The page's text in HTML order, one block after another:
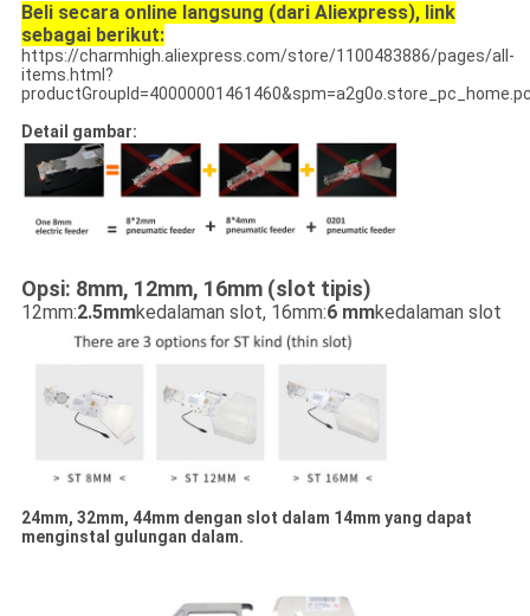
Beli secara online langsung (dari Aliexpress), link
sebagai berikut:
https://charmhigh.aliexpress.com/store/1100483886/pages/all-
items.html?
Detail gambar:
Opsi: 8mm, 12mm, 16mm (slot tipis)
12mm:2.5mmkedalaman slot, 16mm:6 mmkedalaman slot
24mm, 32mm, 44mm dengan slot dalam 14mm yang dapat
menginstal gulungan dalam.